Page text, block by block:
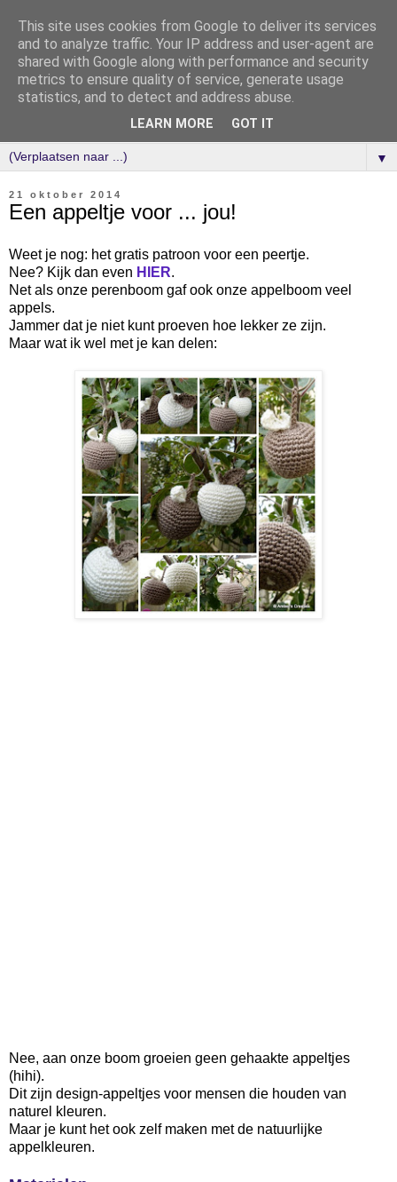
▼
21 oktober 2014
Een appeltje voor ... jou!
Weet je nog: het gratis patroon voor een peertje.
Nee? Kijk dan even HIER.
Net als onze perenboom gaf ook onze appelboom veel
appels.
Jammer dat je niet kunt proeven hoe lekker ze zijn.
Maar wat ik wel met je kan delen:
Nee, aan onze boom groeien geen gehaakte appeltjes
(hihi).
Dit zijn design-appeltjes voor mensen die houden van
naturel kleuren.
Maar je kunt het ook zelf maken met de natuurlijke
appelkleuren.
This site uses cookies from Google to deliver its services
and to analyze traffic. Your IP address and user-agent are
shared with Google along with performance and security
metrics to ensure quality of service, generate usage
statistics, and to detect and address abuse.
LEARN MORE GOT IT